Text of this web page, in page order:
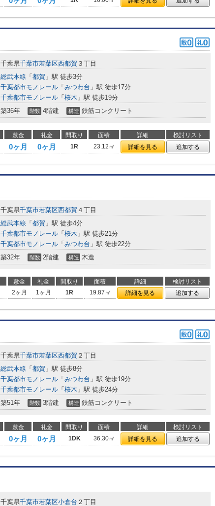
千葉県千葉市若葉区西都賀 ３丁目
総武本線 「 都賀 」駅 徒歩3分
千葉都市モノレール 「 みつわ台 」駅 徒歩17分
千葉都市モノレール 「 桜木 」駅 徒歩19分
築36年 階数 4階建 構造 鉄筋コンクリート
敷金 礼金 間取り 面積 詳細
検討リスト
0ヶ月 0ヶ月 1R 23.12㎡ 詳細を見る 追加する
千葉県千葉市若葉区西都賀 ４丁目
総武本線 「 都賀 」駅 徒歩4分
千葉都市モノレール 「 桜木 」駅 徒歩21分
千葉都市モノレール 「 みつわ台 」駅 徒歩22分
築32年 階数 2階建 構造 木造
敷金 礼金 間取り 面積 詳細
検討リスト
2ヶ月 1ヶ月 1R 19.87㎡ 詳細を見る 追加する
千葉県千葉市若葉区西都賀 ２丁目
総武本線 「 都賀 」駅 徒歩8分
千葉都市モノレール 「 みつわ台 」駅 徒歩19分
千葉都市モノレール 「 桜木 」駅 徒歩24分
築51年 階数 3階建 構造 鉄筋コンクリート
敷金 礼金 間取り 面積 詳細
検討リスト
0ヶ月 0ヶ月 1DK 36.30㎡ 詳細を見る 追加する
千葉県千葉市若葉区小倉台 ２丁目